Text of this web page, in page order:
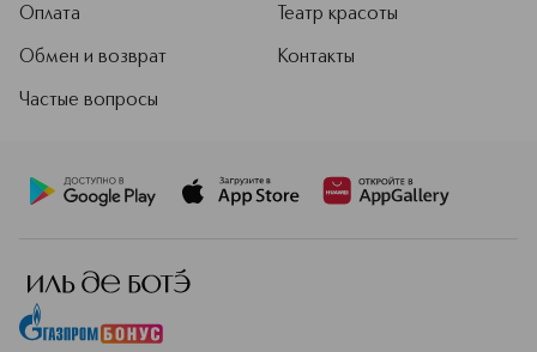
Оплата
Обмен и возврат
Частые вопросы
Театр красоты
Контакты